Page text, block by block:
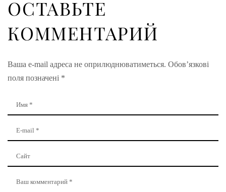
ОСТАВЬТЕ
КОММЕНТАРИЙ
Ваша e-mail адреса не оприлюднюватиметься. Обов’язкові
поля позначені *